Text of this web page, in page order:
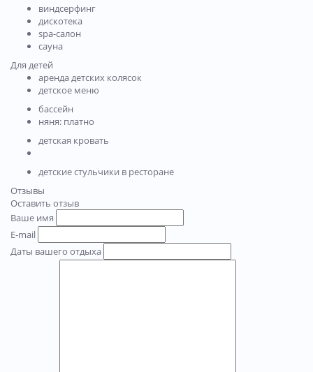
виндсерфинг
дискотека
spa-салон
сауна
Для детей
аренда детских колясок
детское меню
бассейн
няня: платно
детская кровать
детские стульчики в ресторане
Отзывы
Оставить отзыв
Ваше имя
E-mail
Даты вашего отдыха